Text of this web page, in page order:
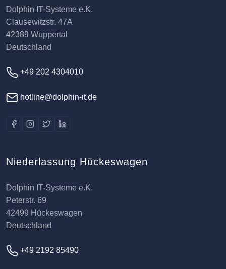
Dolphin IT-Systeme e.K.
Clausewitzstr. 47A
42389 Wuppertal
Deutschland
+49 202 4304010
hotline@dolphin-it.de
Niederlassung Hückeswagen
Dolphin IT-Systeme e.K.
Peterstr. 69
42499 Hückeswagen
Deutschland
+49 2192 85490